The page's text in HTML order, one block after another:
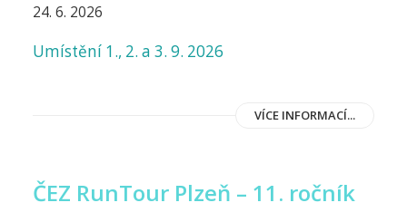
24. 6. 2026
Umístění 1., 2. a 3. 9. 2026
VÍCE INFORMACÍ...
ČEZ RunTour Plzeň – 11. ročník